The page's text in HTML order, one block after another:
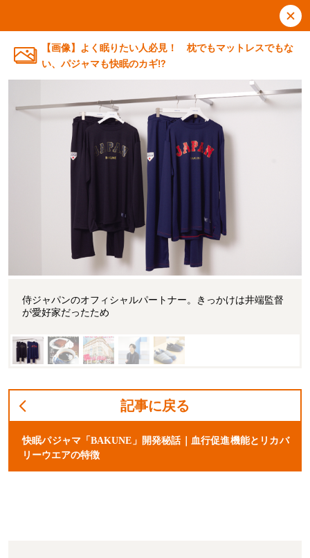
【画像】よく眠りたい人必見！ 枕でもマットレスでもな
い、パジャマも快眠のカギ!?
侍ジャパンのオフィシャルパートナー。きっかけは井端監督
が愛好家だったため
記事に戻る
快眠パジャマ「BAKUNE」開発秘話｜血行促進機能とリカバ
リーウエアの特徴